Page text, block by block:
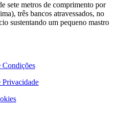
sete metros de comprimento por
três bancos atravessados, no
sustentando um pequeno mastro
Condições
Privacidade